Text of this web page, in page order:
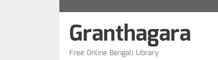
Granthagara
Free Online Bengali Library